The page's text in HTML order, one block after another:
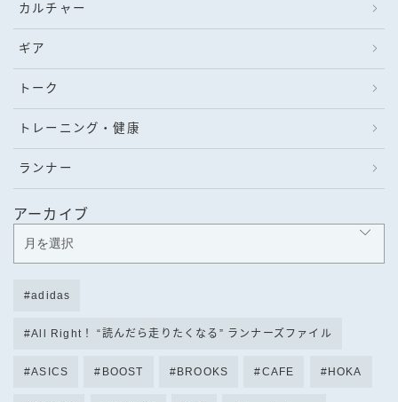
カルチャー
ギア
トーク
トレーニング・健康
ランナー
アーカイブ
adidas
All Right！ “読んだら走りたくなる” ランナーズファイル
ASICS BOOST BROOKS CAFE HOKA